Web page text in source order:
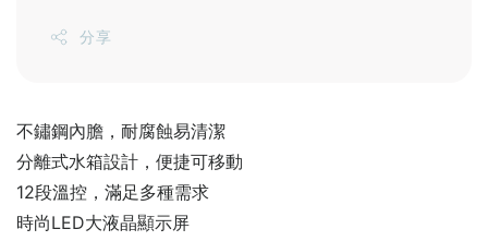
分享
不鏽鋼內膽，耐腐蝕易清潔
分離式水箱設計，便捷可移動
12段溫控，滿足多種需求
時尚LED大液晶顯示屏